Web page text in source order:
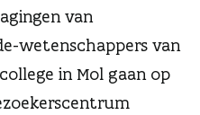
van
wetenschappers van
in Mol gaan op